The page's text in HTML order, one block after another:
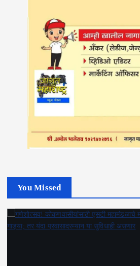
You Missed